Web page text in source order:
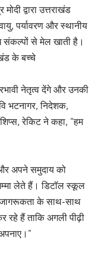
द्वारा उत्तराखंड
पर्यावरण और स्थानीय
संकल्पों से मेल खाती है।
के बच्चे
नेतृत्व देंगे और उनकी
भटनागर, निदेशक,
रेकिट ने कहा, “हम
अपने समुदाय को
लेते हैं। डिटॉल स्कूल
जागरूकता के साथ-साथ
रहे हैं ताकि अगली पीढ़ी